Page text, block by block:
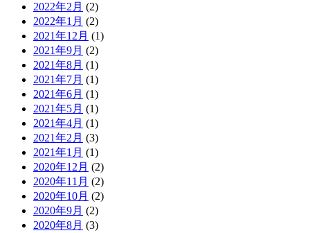
2022年2月 (2)
2022年1月 (2)
2021年12月 (1)
2021年9月 (2)
2021年8月 (1)
2021年7月 (1)
2021年6月 (1)
2021年5月 (1)
2021年4月 (1)
2021年2月 (3)
2021年1月 (1)
2020年12月 (2)
2020年11月 (2)
2020年10月 (2)
2020年9月 (2)
2020年8月 (3)